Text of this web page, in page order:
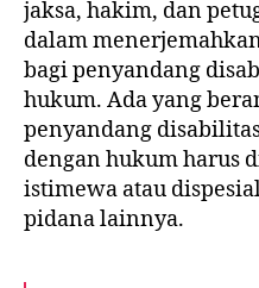
jaksa, hakim, dan
dalam
bagi penyandang
hukum. Ada yang
penyandang
dengan hukum harus
istimewa atau
pidana lainnya.